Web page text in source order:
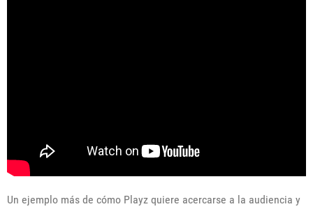
Un ejemplo más de cómo Playz quiere acercarse a la audiencia y